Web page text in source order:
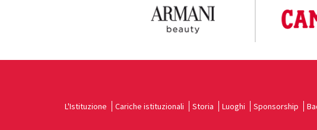
L'Istituzione Cariche istituzionali Storia Luoghi Sponsorship